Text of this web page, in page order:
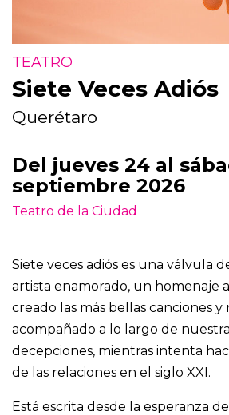
TEATRO
Siete Veces Adiós
Querétaro
Del jueves 24 al
septiembre 2026
Teatro de la Ciudad
Siete veces adiós es una válvula
artista enamorado, un homenaje
creado las más bellas canciones y
acompañado a lo largo de
decepciones, mientras intenta
de las relaciones en el siglo XXI.
Está escrita desde la esperanza